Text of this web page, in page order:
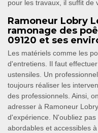
pour les travaux, il suffit de
Ramoneur Lobry
ramonage des
09120 et ses
Les matériels comme les
d'entretiens. Il faut
ustensiles. Un
toujours réaliser les
des professionnels. Ainsi,
adresser à Ramoneur
d'expérience. N'oubliez
abordables et accessibles